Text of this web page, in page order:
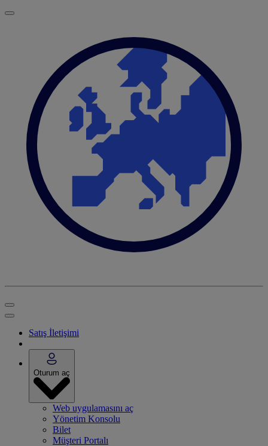
Satış İletişimi
Oturum aç
Web uygulamasını aç
Yönetim Konsolu
Bilet
Müşteri Portalı